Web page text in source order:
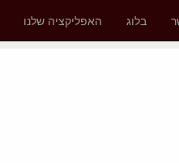
האפליקציה שלנו בלוג